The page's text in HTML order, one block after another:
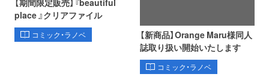
【期間限定販売】『beautiful
place 』クリアファイル
コミック・ラノベ
【新商品】Orange Maru様同人
誌取り扱い開始いたします
コミック・ラノベ
書泉グランデ
（神保町）
書泉ブックタワー
（秋葉原）